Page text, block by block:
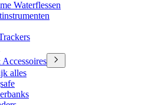
Waterflessen
alles